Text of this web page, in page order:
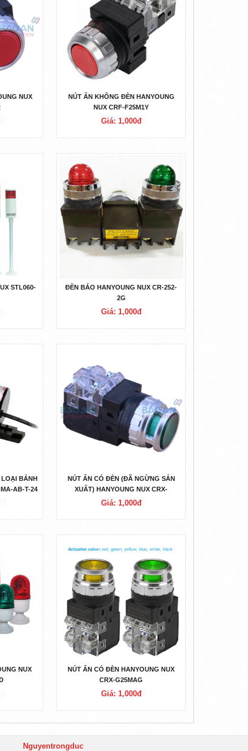
NUX
NÚT ẤN KHÔNG ĐÈN HANYOUNG
NUX CRF-F25M1Y
Giá: 1,000đ
STL060-
ĐÈN BÁO HANYOUNG NUX CR-252-
2G
Giá: 1,000đ
LOẠI BÁNH
AB-T-24
NÚT ẤN CÓ ĐÈN (ĐÃ NGỪNG SẢN
XUẤT) HANYOUNG NUX CRX-
G30MAG
Giá: 1,000đ
NUX
NÚT ẤN CÓ ĐÈN HANYOUNG NUX
CRX-G25MAG
Giá: 1,000đ
Nguyentrongduc